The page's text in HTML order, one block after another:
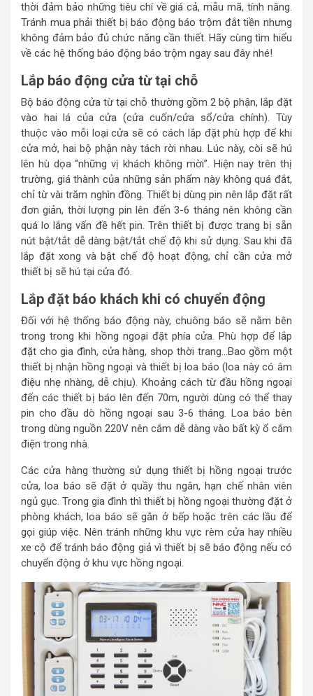
thời đảm bảo những tiêu chí về giá cả, mẫu mã, tính năng.
Tránh mua phải thiết bị báo động báo trộm đắt tiền nhưng
không đảm bảo đủ chức năng cần thiết. Hãy cùng tìm hiểu
về các hệ thống báo động báo trộm ngay sau đây nhé!
Lắp báo động cửa từ tại chỗ
Bộ báo động cửa từ tại chỗ thường gồm 2 bộ phận, lắp đặt
vào hai lá của cửa (cửa cuốn/cửa sổ/cửa chính). Tùy
thuộc vào mỗi loại cửa sẽ có cách lắp đặt phù hợp để khi
cửa mở, hai bộ phận này tách rời nhau. Lúc này, còi sẽ hú
lên hù dọa “những vị khách không mời”. Hiện nay trên thị
trường, giá thành của những sản phẩm này không quá đắt,
chỉ từ vài trăm nghìn đồng. Thiết bị dùng pin nên lắp đặt rất
đơn giản, thời lượng pin lên đến 3-6 tháng nên không cần
quá lo lắng vấn đề hết pin. Trên thiết bị được trang bị sẵn
nút bật/tắt dễ dàng bật/tắt chế độ khi sử dụng. Sau khi đã
lắp đặt xong và bật chế độ hoạt động, chỉ cần cửa mở
thiết bị sẽ hú tại cửa đó.
Lắp đặt báo khách khi có chuyển động
Đối với hệ thống báo động này, chuông báo sẽ nằm bên
trong trong khi hồng ngoại đặt phía cửa. Phù hợp để lắp
đặt cho gia đình, cửa hàng, shop thời trang…Bao gồm một
thiết bị nhận hồng ngoại và thiết bị loa báo (loa này có âm
điệu nhẹ nhàng, dễ chịu). Khoảng cách từ đầu hồng ngoại
đến các thiết bị báo lên đến 70m, người dùng có thể thay
pin cho đầu dò hồng ngoại sau 3-6 tháng. Loa báo bên
trong dùng nguồn 220V nên cắm dễ dàng vào bất kỳ ổ cắm
điện trong nhà.
Các cửa hàng thường sử dụng thiết bị hồng ngoại trước
cửa, loa báo sẽ đặt ở quầy thu ngân, hạn chế nhân viên
ngủ gục. Trong gia đình thì thiết bị hồng ngoại thường đặt ở
phòng khách, loa báo sẽ gắn ở bếp hoặc trên các lầu để
gọi giúp việc. Nên tránh những khu vực rèm cửa hay nhiều
xe cộ để tránh báo động giả vì thiết bị sẽ báo động nếu có
chuyển động ở khu vực hồng ngoại.